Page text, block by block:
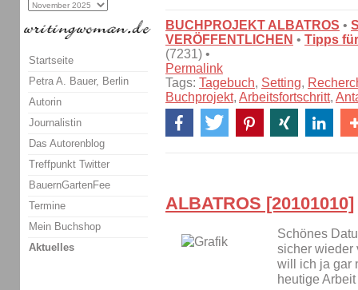
BUCHPROJEKT ALBATROS •
VERÖFFENTLICHEN • Tipps
(7231) •
Permalink
Tags: Tagebuch, Setting,
Buchprojekt, Arbeitsfortschritt,
ALBATROS [20101010]
Schönes
sicher wieder
will ich ja gar
heutige
Startseite
Petra A. Bauer, Berlin
Autorin
Journalistin
Das Autorenblog
Treffpunkt Twitter
BauernGartenFee
Termine
Mein Buchshop
Aktuelles